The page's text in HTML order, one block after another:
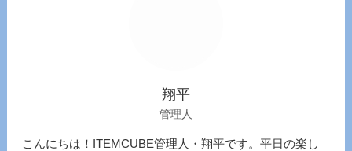
翔平
管理人
こんにちは！ITEMCUBE管理人・翔平です。平日の楽し